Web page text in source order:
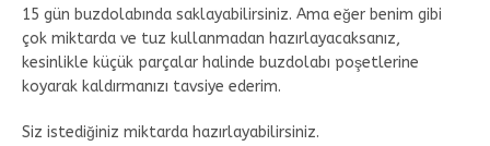
15 gün buzdolabında saklayabilirsiniz. Ama eğer benim gibi
çok miktarda ve tuz kullanmadan hazırlayacaksanız,
kesinlikle küçük parçalar halinde buzdolabı poşetlerine
koyarak kaldırmanızı tavsiye ederim.
Siz istediğiniz miktarda hazırlayabilirsiniz.